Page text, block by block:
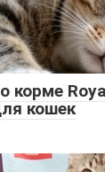
корме
кошек